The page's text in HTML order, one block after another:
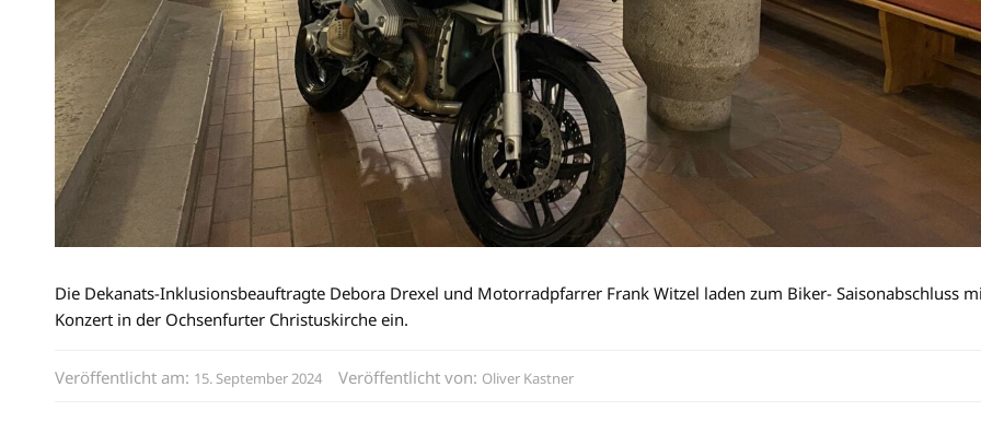
Die Dekanats-Inklusionsbeauftragte Debora Drexel und Motorradpfarrer Frank Witzel laden zum Biker- Saisonabschluss
Konzert in der Ochsenfurter Christuskirche ein.
Veröffentlicht am: 15. September 2024 Veröffentlicht von: Oliver Kastner